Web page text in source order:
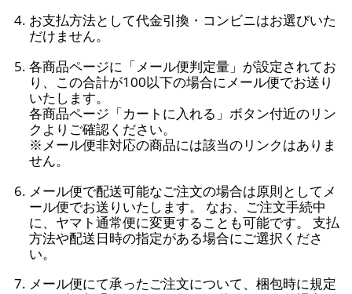
お支払方法として代金引換・コンビニはお選びいた
だけません。
各商品ページに「メール便判定量」が設定されてお
り、この合計が100以下の場合にメール便でお送り
いたします。
各商品ページ「カートに入れる」ボタン付近のリン
クよりご確認ください。
※メール便非対応の商品には該当のリンクはありま
せん。
メール便で配送可能なご注文の場合は原則としてメ
ール便でお送りいたします。 なお、ご注文手続中
に、ヤマト通常便に変更することも可能です。 支払
方法や配送日時の指定がある場合にご選択くださ
い。
メール便にて承ったご注文について、梱包時に規定